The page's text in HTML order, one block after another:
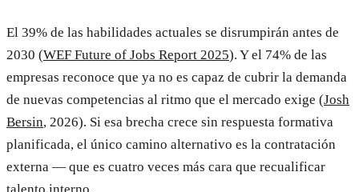
El 39% de las habilidades actuales se disrumpirán antes de
2030 (WEF Future of Jobs Report 2025). Y el 74% de las
empresas reconoce que ya no es capaz de cubrir la demanda
de nuevas competencias al ritmo que el mercado exige (Josh
Bersin, 2026). Si esa brecha crece sin respuesta formativa
planificada, el único camino alternativo es la contratación
externa — que es cuatro veces más cara que recualificar